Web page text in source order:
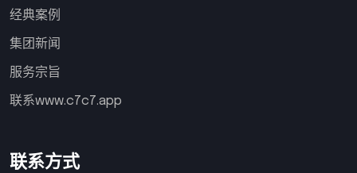
经典案例
集团新闻
服务宗旨
联系www.c7c7.app
联系方式